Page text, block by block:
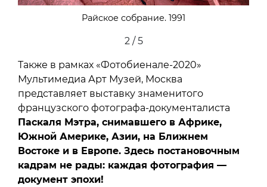
Райское собрание. 1991
2 / 5
Также в рамках «Фотобиенале-2020»
Мультимедиа Арт Музей, Москва
представляет выставку знаменитого
французского фотографа-документалиста
Паскаля Мэтра, снимавшего в Африке,
Южной Америке, Азии, на Ближнем
Востоке и в Европе. Здесь постановочным
кадрам не рады: каждая фотография —
документ эпохи!